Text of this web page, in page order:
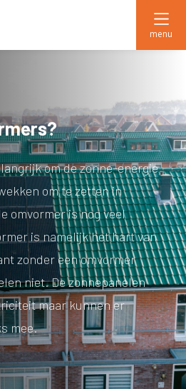
menu
om de zonne-energie
om te zetten in
omvormer is nog veel
is namelijk het hart van
zonder een omvormer
niet. De zonnepanelen
maar kunnen er
mee.